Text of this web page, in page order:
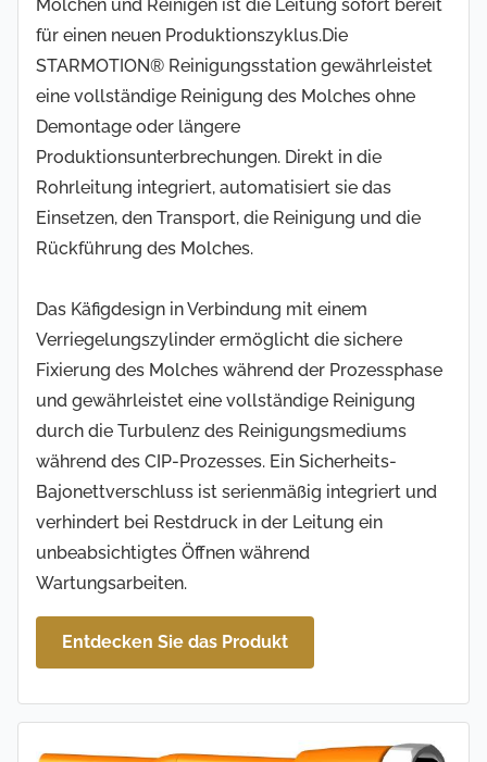
Molchen und Reinigen ist die Leitung sofort bereit
für einen neuen Produktionszyklus.Die
STARMOTION® Reinigungsstation gewährleistet
eine vollständige Reinigung des Molches ohne
Demontage oder längere
Produktionsunterbrechungen. Direkt in die
Rohrleitung integriert, automatisiert sie das
Einsetzen, den Transport, die Reinigung und die
Rückführung des Molches.
Das Käfigdesign in Verbindung mit einem
Verriegelungszylinder ermöglicht die sichere
Fixierung des Molches während der Prozessphase
und gewährleistet eine vollständige Reinigung
durch die Turbulenz des Reinigungsmediums
während des CIP-Prozesses. Ein Sicherheits-
Bajonettverschluss ist serienmäßig integriert und
verhindert bei Restdruck in der Leitung ein
unbeabsichtigtes Öffnen während
Wartungsarbeiten.
Entdecken Sie das Produkt